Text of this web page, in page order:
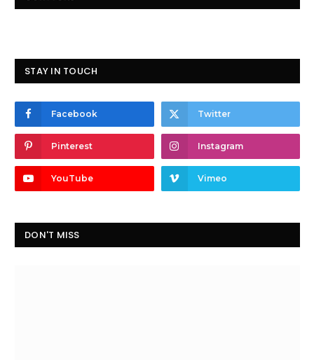
STAY IN TOUCH
Facebook Twitter
Pinterest Instagram
YouTube Vimeo
DON'T MISS